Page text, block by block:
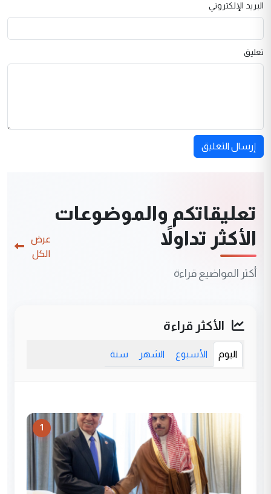
البريد الإلكتروني
تعليق
إرسال التعليق
تعليقاتكم والموضوعات
الأكثر تداولاً
أكثر المواضيع قراءة
عرض
الكل
الأكثر قراءة
اليوم الأسبوع الشهر سنة
1